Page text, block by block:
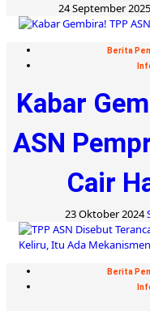
24 September 2025
Berita
Kabar
ASN
Cair
23 Oktober 2024
Berita